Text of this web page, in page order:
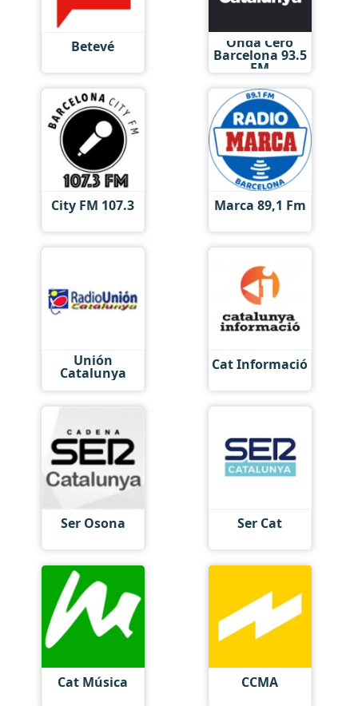
Betevé Onda Cero
Barcelona 93.5
FM
City FM 107.3 Marca 89,1 Fm
Unión
Catalunya Cat Informació
Ser Osona Ser Cat
Cat Música CCMA